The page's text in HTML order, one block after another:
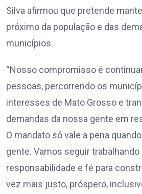
Silva afirmou que pretende
próximo da população e das
municípios.
“Nosso compromisso é
pessoas, percorrendo os
interesses de Mato Grosso e
demandas da nossa gente em
O mandato só vale a pena
gente. Vamos seguir
responsabilidade e fé para
vez mais justo, próspero,